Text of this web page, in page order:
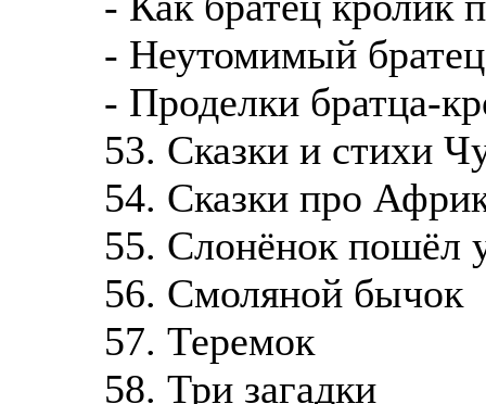
- Неутомимый братец
- Проделки братца-
53. Сказки и стихи
54. Сказки про
55. Слонёнок пошёл
56. Смоляной бычок
57. Теремок
58. Три загадки